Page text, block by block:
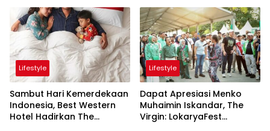
Lifestyle
Sambut Hari Kemerdekaan
Indonesia, Best Western
Hotel Hadirkan The
Lifestyle
Dapat Apresiasi Menko
Muhaimin Iskandar, The
Virgin: LokaryaFest